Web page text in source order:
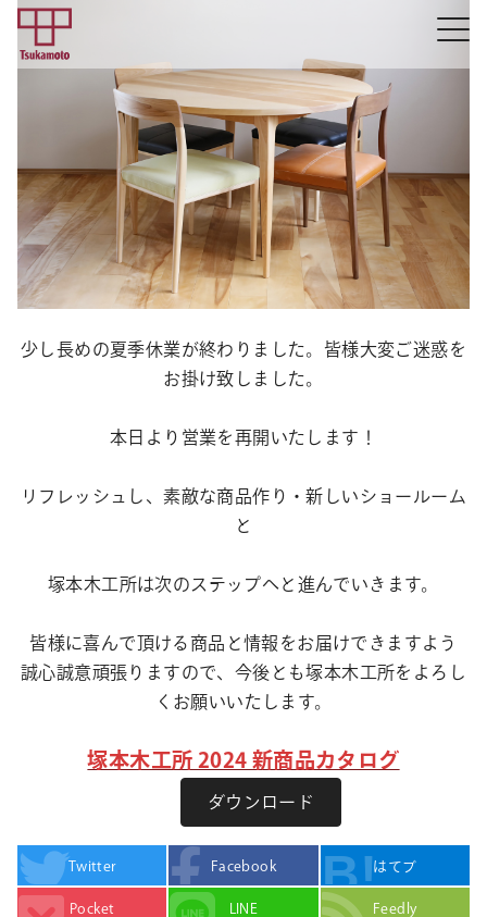
少し長めの夏季休業が終わりました。皆様大変ご迷惑を
お掛け致しました。
本日より営業を再開いたします！
リフレッシュし、素敵な商品作り・新しいショールーム
と
塚本木工所は次のステップへと進んでいきます。
皆様に喜んで頂ける商品と情報をお届けできますよう
誠心誠意頑張りますので、今後とも塚本木工所をよろし
くお願いいたします。
塚本木工所 2024 新商品カタログ
ダウンロード
Twitter Facebook はてブ
Pocket LINE Feedly